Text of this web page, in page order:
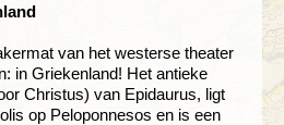
van het westerse theater
in Griekenland! Het antieke
Christus) van Epidaurus, ligt
op Peloponnesos en is een